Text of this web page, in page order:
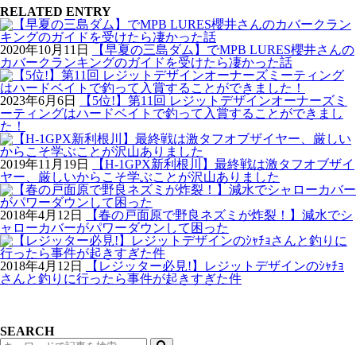
RELATED ENTRY
2020年10月11日
【早夏の三島ダム】でMPB LURES櫻井さんの
カバークランキングのガイドを受けたら凄かった話
2023年6月6日
【5位!】第11回 レジットデザインオーナーズミ
ーティングはハードベイトで釣って入賞することができまし
た！
2019年11月19日
【H-1GPX新利根川】最終戦は激タフオブザイ
ヤー、厳しいからこそ学ぶことが沢山ありました
2018年4月12日
【春の戸面原で野良ネズミが炸裂！】減水でシ
ャローカバーがパワーダウンして困った
2018年4月12日
【レジッター必見!】レジットデザインのｼｬﾁｮ
さんと釣りに行ったら事件が起きすぎた件
SEARCH